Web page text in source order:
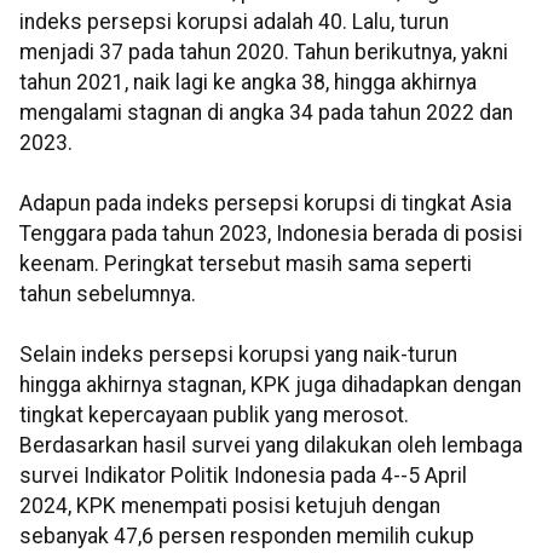
indeks persepsi korupsi adalah 40. Lalu, turun
menjadi 37 pada tahun 2020. Tahun berikutnya, yakni
tahun 2021, naik lagi ke angka 38, hingga akhirnya
mengalami stagnan di angka 34 pada tahun 2022 dan
2023.
Adapun pada indeks persepsi korupsi di tingkat Asia
Tenggara pada tahun 2023, Indonesia berada di posisi
keenam. Peringkat tersebut masih sama seperti
tahun sebelumnya.
Selain indeks persepsi korupsi yang naik-turun
hingga akhirnya stagnan, KPK juga dihadapkan dengan
tingkat kepercayaan publik yang merosot.
Berdasarkan hasil survei yang dilakukan oleh lembaga
survei Indikator Politik Indonesia pada 4--5 April
2024, KPK menempati posisi ketujuh dengan
sebanyak 47,6 persen responden memilih cukup